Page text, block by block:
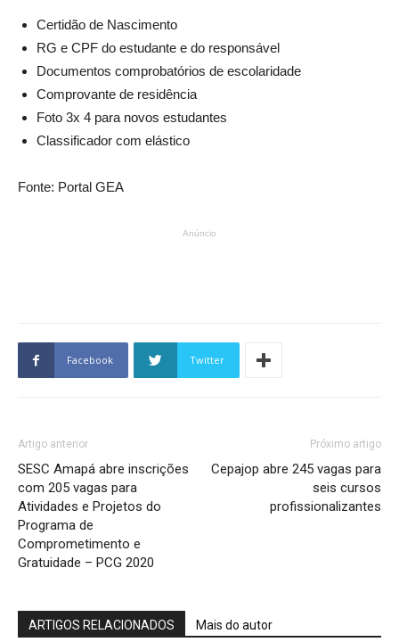
Certidão de Nascimento
RG e CPF do estudante e do responsável
Documentos comprobatórios de escolaridade
Comprovante de residência
Foto 3x 4 para novos estudantes
Classificador com elástico
Fonte: Portal GEA
Anúncio
Facebook Twitter
Artigo anterior
SESC Amapá abre inscrições
com 205 vagas para
Atividades e Projetos do
Programa de
Comprometimento e
Gratuidade – PCG 2020
Próximo artigo
Cepajop abre 245 vagas para
seis cursos
profissionalizantes
ARTIGOS RELACIONADOS Mais do autor